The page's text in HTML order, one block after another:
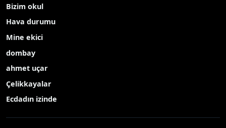
Bizim okul
Hava durumu
Mine ekici
dombay
ahmet uçar
Çelikkayalar
Ecdadın izinde